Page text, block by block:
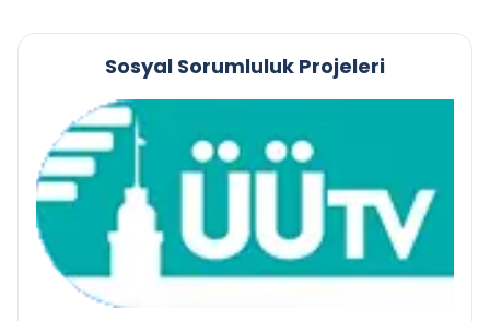
Sosyal Sorumluluk Projeleri